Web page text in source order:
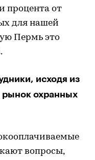
процента от
для нашей
Пермь это
исходя из
рынок охранных
вопросы,